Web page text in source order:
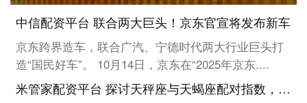
中信配资平台 联合两大巨头！京东官宣将发布新车
京东跨界造车，联合广汽、宁德时代两大行业巨头打
造“国民好车”。 10月14日，京东在“2025年京东....
米管家配资平台 探讨天秤座与天蝎座配对指数，性格差异碰撞出怎样火花？_情感_活动_交流